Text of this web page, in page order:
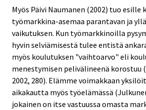
Myös Päivi Naumanen (2002) tuo esille
työmarkkina-asemaa parantavan ja
vaikutuksen. Kun työmarkkinoilla
hyvin selviämisestä tulee entistä
myös koulutuksen "vaihtoarvo" eli
menestymisen pelivälineenä korostuu
2002, 280). Elämme voimakkaan
aikakautta myös työelämässä
jokainen on itse vastuussa omasta